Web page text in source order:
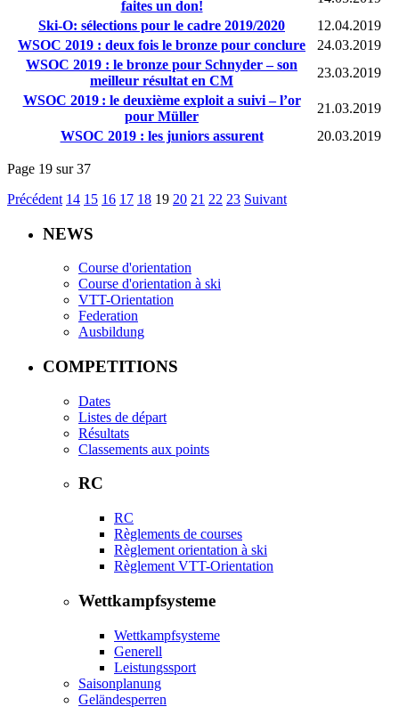
faites un don!
Ski-O: sélections pour le cadre 2019/2020
12.04.2019
WSOC 2019 : deux fois le bronze pour conclure
24.03.2019
WSOC 2019 : le bronze pour Schnyder – son
meilleur résultat en CM
23.03.2019
WSOC 2019 : le deuxième exploit a suivi – l’or
pour Müller
21.03.2019
WSOC 2019 : les juniors assurent
20.03.2019
Page 19 sur 37
Précédent 14 15 16 17 18 19 20 21 22 23 Suivant
NEWS
Course d'orientation
Course d'orientation à ski
VTT-Orientation
Federation
Ausbildung
COMPETITIONS
Dates
Listes de départ
Résultats
Classements aux points
RC
RC
Règlements de courses
Règlement orientation à ski
Règlement VTT-Orientation
Wettkampfsysteme
Wettkampfsysteme
Generell
Leistungssport
Saisonplanung
Geländesperren